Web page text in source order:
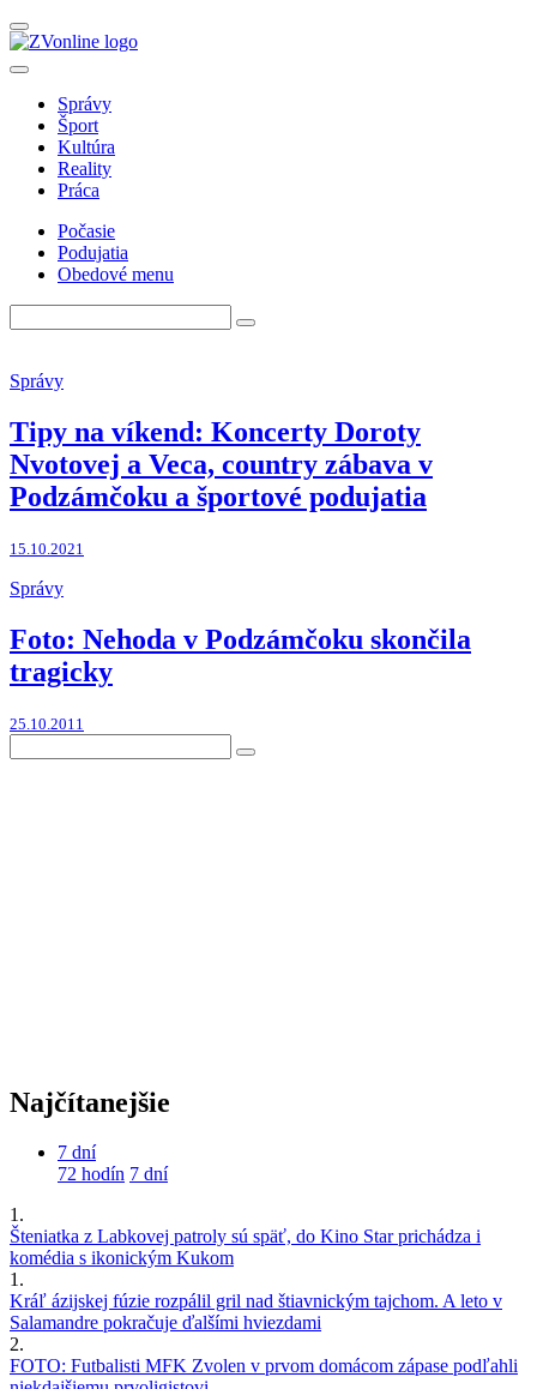
Správy
Šport
Kultúra
Reality
Práca
Počasie
Podujatia
Obedové menu
Správy
Tipy na víkend: Koncerty Doroty
Nvotovej a Veca, country zábava v
Podzámčoku a športové podujatia
15.10.2021
Správy
Foto: Nehoda v Podzámčoku skončila
tragicky
25.10.2011
Najčítanejšie
7 dní
72 hodín 7 dní
1.
Šteniatka z Labkovej patroly sú späť, do Kino Star prichádza i
komédia s ikonickým Kukom
1.
Kráľ ázijskej fúzie rozpálil gril nad štiavnickým tajchom. A leto v
Salamandre pokračuje ďalšími hviezdami
2.
FOTO: Futbalisti MFK Zvolen v prvom domácom zápase podľahli